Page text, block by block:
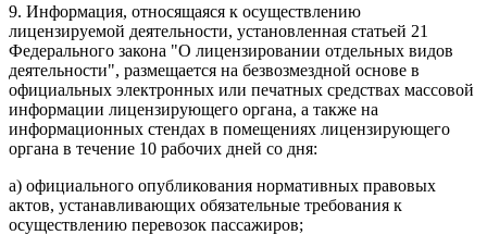
9. Информация, относящаяся к осуществлению
лицензируемой деятельности, установленная статьей 21
Федерального закона "О лицензировании отдельных видов
деятельности", размещается на безвозмездной основе в
официальных электронных или печатных средствах массовой
информации лицензирующего органа, а также на
информационных стендах в помещениях лицензирующего
органа в течение 10 рабочих дней со дня:
а) официального опубликования нормативных правовых
актов, устанавливающих обязательные требования к
осуществлению перевозок пассажиров;